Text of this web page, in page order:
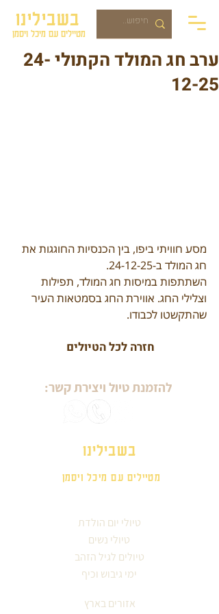
בשבילינו
מטיילים עם מיכל ויסמן
ערב חג המולד הקתולי 24-
12-25
מסע חוויתי ביפו, בין הכנסיות החוגגות את
חג המולד ב-24-12-25.
השתתפות במיסות חג המולד, תפילות
וצלילי החג. אווירת החג בסמטאות העיר
שהתקשטו לכבודו.
חזרה לכל הטיולים
להזמנת טיול ויצירת קשר:
בשבילינו
מטיילים עם מיכל ויסמן
טיולי יום הולדת
טיולי נשים
טיולים לגיל הזהב
ימי גיבוש וכיף
אזורים בארץ